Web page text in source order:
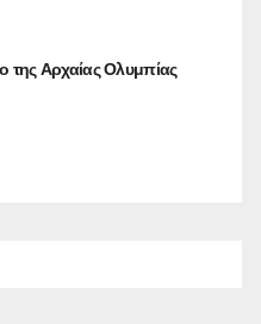
της Αρχαίας Ολυμπίας